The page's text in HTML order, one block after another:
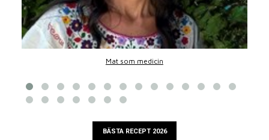
Mat som medicin
BÄSTA RECEPT 2026